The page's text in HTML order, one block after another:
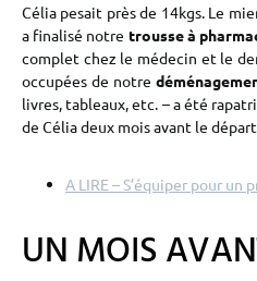
Célia pesait près de 14kgs. Le
a finalisé notre trousse à
complet chez le médecin et le
occupées de notre
livres, tableaux, etc. – a été
de Célia deux mois avant le départ.
A LIRE – S’équiper pour
UN MOIS